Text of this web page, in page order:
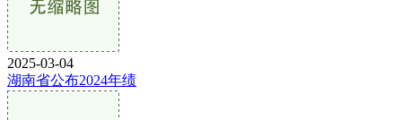
2025-03-04
湖南省公布2024年绩